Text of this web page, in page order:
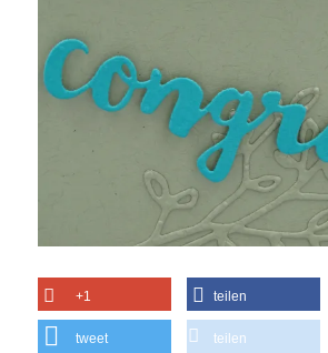
+1 teilen
tweet teilen